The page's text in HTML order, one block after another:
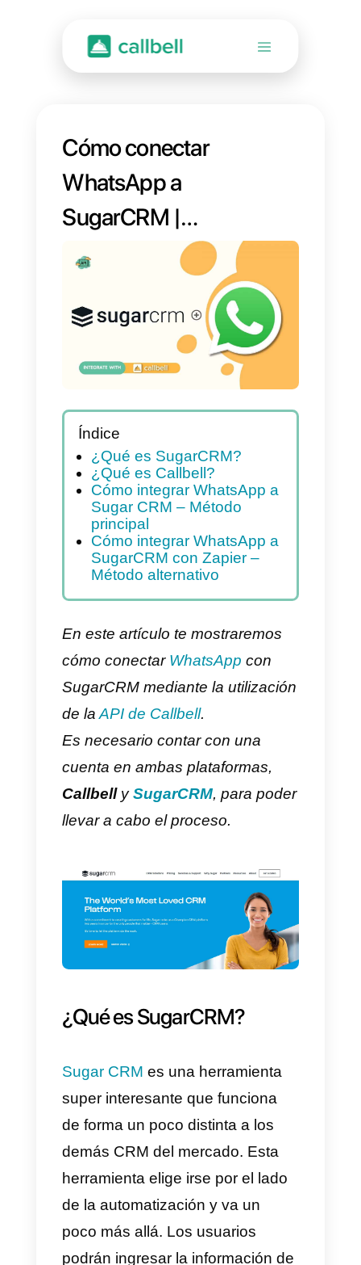
Cómo conectar
WhatsApp a
SugarCRM |
Callbell
Índice
¿Qué es SugarCRM?
¿Qué es Callbell?
Cómo integrar WhatsApp a
principal
Cómo integrar WhatsApp a
SugarCRM con Zapier –
Método alternativo
En este artículo te mostraremos
cómo conectar
de laAPI de Callbell.
Es necesario contar con una
cuenta en ambas plataformas,
CallbellySugarCRM, para
llevar a cabo el proceso.
¿Qué es SugarCRM?